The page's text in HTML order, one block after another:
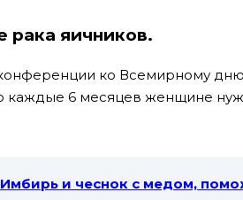
рака яичников.
ко Всемирному
каждые 6 месяцев женщине
Имбирь и чеснок с медом,